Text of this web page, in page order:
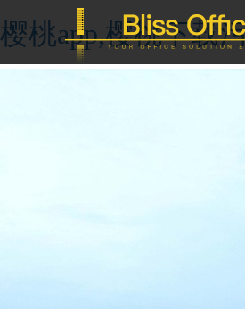
樱桃app,樱桃下载